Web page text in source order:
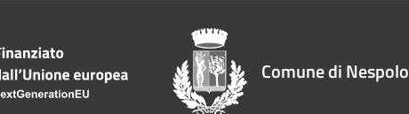
Comune di Nespolo